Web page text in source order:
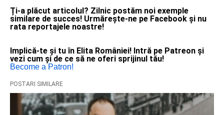
Ți-a plăcut articolul? Zilnic postăm noi exemple
similare de succes! Urmărește-ne pe Facebook și nu
rata reportajele noastre!
Implică-te și tu în Elita României! Intră pe Patreon și
vezi cum și de ce să ne oferi sprijinul tău!
Become a Patron!
POSTARI SIMILARE